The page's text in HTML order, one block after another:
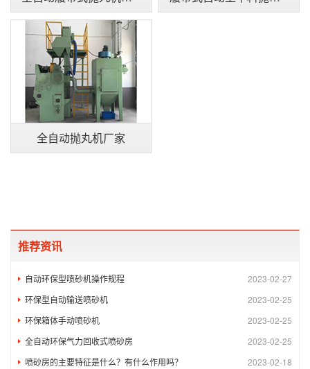
全自动抛丸机厂家
推荐资讯
2023-02-27
自动环保型喷砂机操作规程
2023-02-25
环保型自动输送喷砂机
2023-02-25
环保箱体手动喷砂机
2023-02-25
全自动环保气力回收式喷砂房
2023-02-18
喷砂房的主要特征是什么？有什么作用吗？